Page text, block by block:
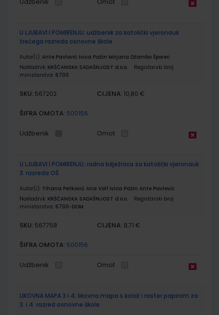
U LJUBAVI I POMIRENJU; udžbenik za katolički vjeronauk
trećega razreda osnovne škole
Autor(i): Ante Pavlović Ivica Pažin Mirjana Džambo Šporec
Nakladnik: KRŠĆANSKA SADAŠNJOST d.o.o.
Registarski broj
ministarstva: 6700
SKU: 567202 CIJENA: 10,80 €
ŠIFRA OMOTA: 500156
Udžbenik Omot
U LJUBAVI I POMIRENJU; radna bilježnica za katolički vjeronauk
3. razreda OŠ
Autor(i): Tihana Petković Ana Volf Ivica Pažin Ante Pavlović
Nakladnik: KRŠĆANSKA SADAŠNJOST d.o.o.
Registarski broj
ministarstva: 6700-DOM
SKU: 567758 CIJENA: 8,71 €
ŠIFRA OMOTA: 500156
Udžbenik Omot
LIKOVNA MAPA 3 i 4; likovna mapa s kolaž i raster papirom za
3. i 4. razred osnovne škole